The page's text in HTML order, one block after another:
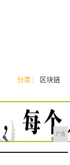
分类： 区块链
广告